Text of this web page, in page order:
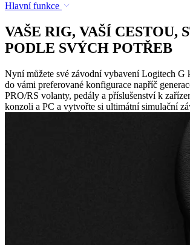
Hlavní funkce
VAŠE RIG, VAŠÍ CESTOU,
PODLE SVÝCH POTŘEB
Nyní můžete své závodní vybavení Logitech G
do vámi preferované konfigurace napříč
PRO/RS volanty, pedály a příslušenství k
konzoli a PC a vytvořte si ultimátní simulační